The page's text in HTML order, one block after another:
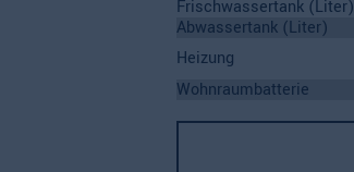
Frischwassertank (Liter)
Abwassertank (Liter)
Heizung
Wohnraumbatterie